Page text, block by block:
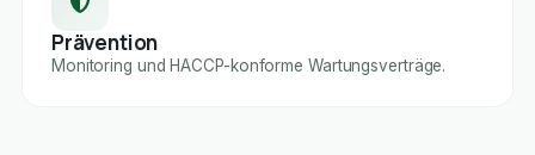
Prävention
Monitoring und HACCP-konforme Wartungsverträge.